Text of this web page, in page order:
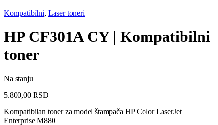
Kompatibilni, Laser toneri
HP CF301A CY | Kompatibilni
toner
Na stanju
5.800,00 RSD
Kompatibilan toner za model štampača HP Color LaserJet
Enterprise M880